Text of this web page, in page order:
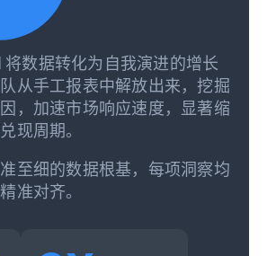
数据转化为自我演进的增长
从手工报表中解放出来，挖掘
，加速市场响应速度，显著缩
现周期。
至细的数据根基，每项洞察均
准对齐。